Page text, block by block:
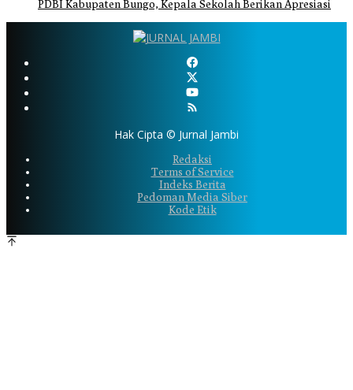
PDBI Kabupaten Bungo, Kepala Sekolah Berikan Apresiasi
Hak Cipta © Jurnal Jambi
Redaksi
Terms of Service
Indeks Berita
Pedoman Media Siber
Kode Etik